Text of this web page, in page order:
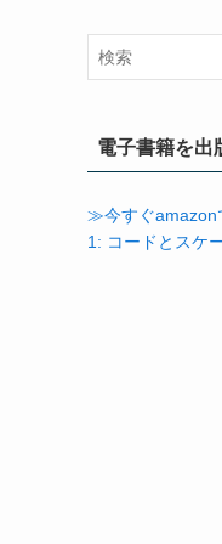
イ
ブ
電子書籍を出
≫今すぐamazon
1: コードとスケ